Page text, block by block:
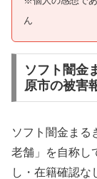
ん
ソフト闇金
原市の被害
ソフト闇金まる
老舗」を自称し
し・在籍確認な